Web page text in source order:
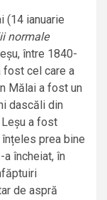
(14 ianuarie
normale
între 1840-
fost cel care a
Mălai a fost un
dascăli din
a fost
prea bine
încheiat, în
de aspră